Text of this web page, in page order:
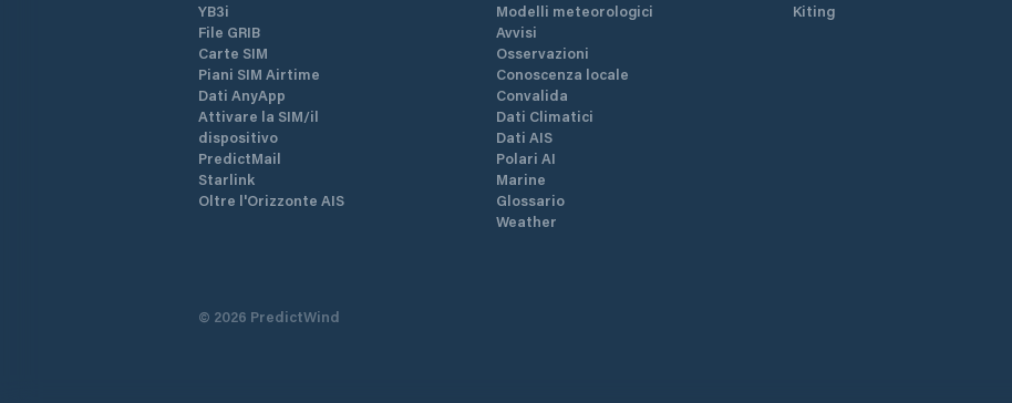
YB3i
File GRIB
Carte SIM
Piani SIM Airtime
Dati AnyApp
Attivare la SIM/il
dispositivo
PredictMail
Starlink
Oltre l'Orizzonte AIS
Modelli meteorologici
Avvisi
Osservazioni
Conoscenza locale
Convalida
Dati Climatici
Dati AIS
Polari AI
Marine
Glossario
Weather
Kiting
© 2026 PredictWind